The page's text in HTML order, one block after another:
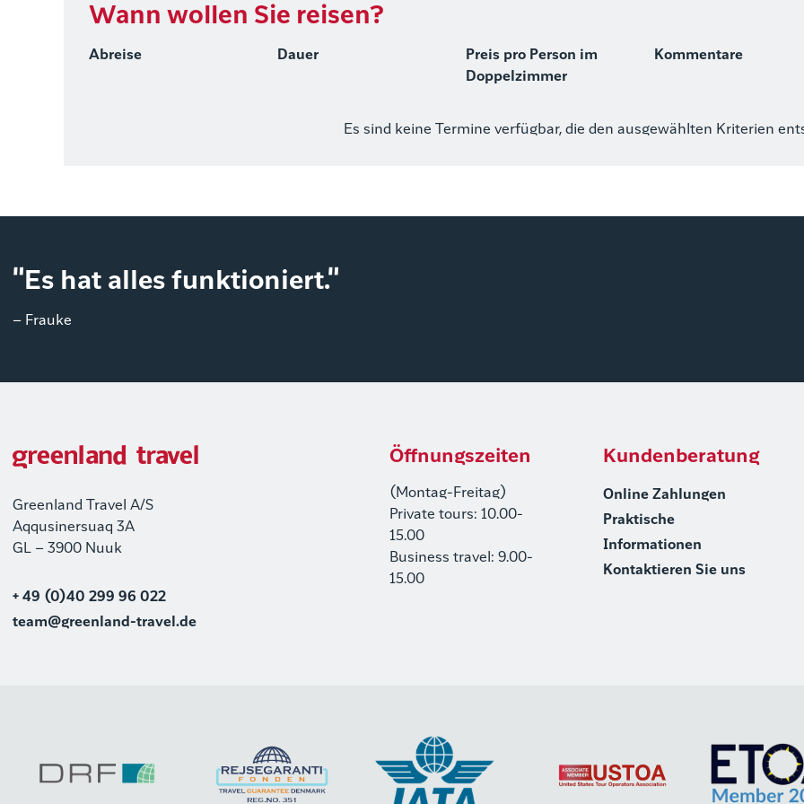
Wann wollen Sie reisen?
Abreise Dauer
Preis pro Person im
Doppelzimmer
Kommentare
Es sind keine Termine verfügbar, die den ausgewählten Kriterien
"Es hat alles funktioniert."
– Frauke
Greenland Travel A/S
Aqqusinersuaq 3A
GL – 3900 Nuuk
+ 49 (0)40 299 96 022
team@greenland-travel.de
Öffnungszeiten
(Montag-Freitag)
Private tours: 10.00-
15.00
Business travel: 9.00-
15.00
Kundenberatung
Online Zahlungen
Praktische
Informationen
Kontaktieren Sie uns